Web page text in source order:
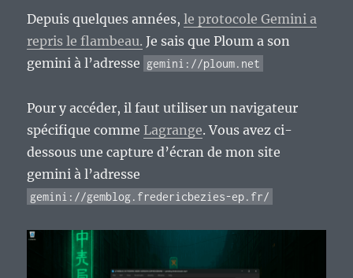
Depuis quelques années,le protocole Gemini a
repris le flambeau. Je sais que Ploum a son
gemini à l’adresse gemini://ploum.net
Pour y accéder, il faut utiliser un navigateur
spécifique comme Lagrange. Vous avez ci-
dessous une capture d’écran de mon site
gemini à l’adresse
gemini://gemblog.fredericbezies-ep.fr/